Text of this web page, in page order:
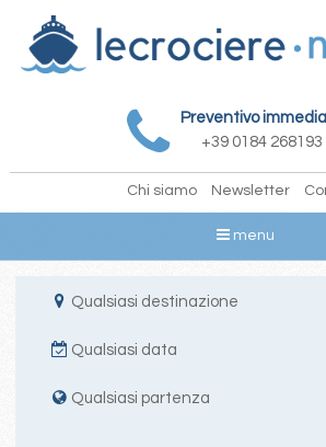
Preventivo
+39 0184 268193
Chi siamo Newsletter
menu
Qualsiasi destinazione
Qualsiasi data
Qualsiasi partenza